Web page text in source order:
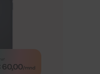
60,00/mnd